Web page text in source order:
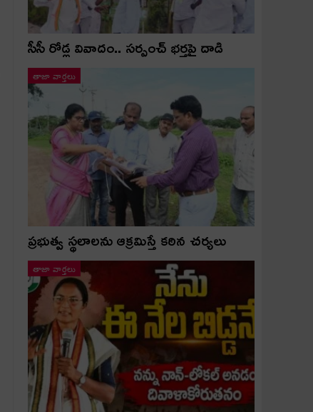
సీసీ రోడ్ల వివాదం.. స‌ర్పంచ్ భ‌ర్త‌పై దాడి
తాజా వార్తలు
ప్రభుత్వ స్థలాలను ఆక్రమిస్తే కఠిన చర్యలు
తాజా వార్తలు